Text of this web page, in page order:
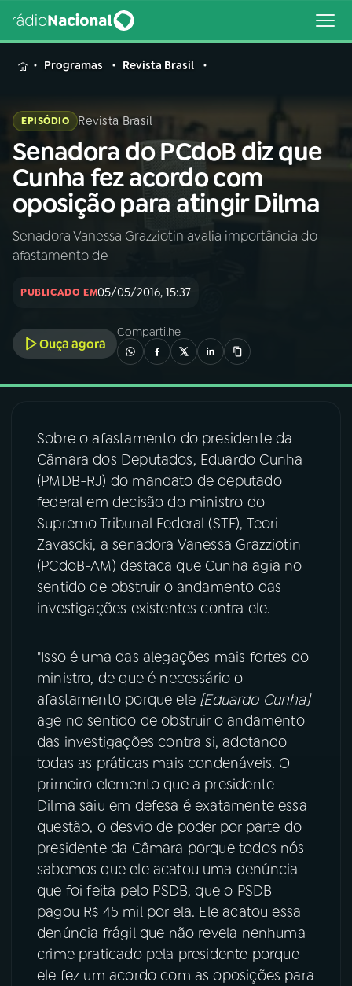
MENU
Buscar
na
Rádio
Nacional
Buscar
AO VIVO
INÍCIO
A RÁDIO
03PROGRAMAÇÃO
04PROGRAMAS
PODCASTS
06VIDEOCASTS
FESTIVAL DE MÚSICA
ACOMPANHE A RÁDIO NACIONAL
YouTube Facebook
TikTok
Programas Revista Brasil
EPISÓDIO Revista Brasil
Senadora do PCdoB diz que
Cunha fez acordo com
oposição para atingir Dilma
Senadora Vanessa Grazziotin avalia importância do
afastamento de
PUBLICADO EM05/05/2016, 15:37
Ouça agora
Compartilhe
Sobre o afastamento do presidente da
Câmara dos Deputados, Eduardo Cunha
(PMDB-RJ) do mandato de deputado
federal em decisão do ministro do
Supremo Tribunal Federal (STF), Teori
Zavascki, a senadora Vanessa Grazziotin
(PCdoB-AM) destaca que Cunha agia no
sentido de obstruir o andamento das
investigações existentes contra ele.
"Isso é uma das alegações mais fortes do
ministro, de que é necessário o
afastamento porque ele [Eduardo Cunha]
age no sentido de obstruir o andamento
das investigações contra si, adotando
todas as práticas mais condenáveis. O
primeiro elemento que a presidente
Dilma saiu em defesa é exatamente essa
questão, o desvio de poder por parte do
presidente da Câmara porque todos nós
sabemos que ele acatou uma denúncia
que foi feita pelo PSDB, que o PSDB
pagou R$ 45 mil por ela. Ele acatou essa
denúncia frágil que não revela nenhuma
crime praticado pela presidente porque
ele fez um acordo com as oposições para